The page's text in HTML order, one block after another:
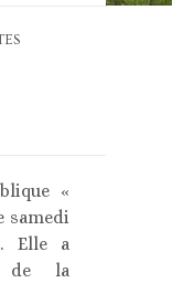
«
samedi
Elle a
de la